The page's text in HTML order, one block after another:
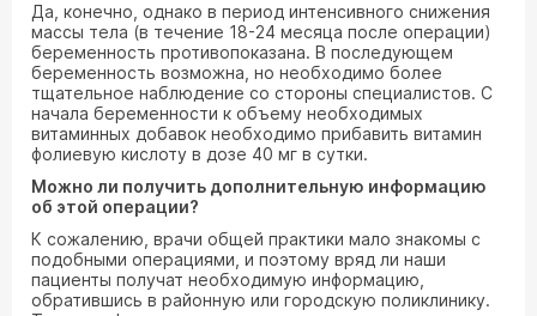
Да, конечно, однако в период интенсивного снижения
массы тела (в течение 18-24 месяца после операции)
беременность противопоказана. В последующем
беременность возможна, но необходимо более
тщательное наблюдение со стороны специалистов. С
начала беременности к объему необходимых
витаминных добавок необходимо прибавить витамин
фолиевую кислоту в дозе 40 мг в сутки.
Можно ли получить дополнительную информацию
об этой операции?
К сожалению, врачи общей практики мало знакомы с
подобными операциями, и поэтому вряд ли наши
пациенты получат необходимую информацию,
обратившись в районную или городскую поликлинику.